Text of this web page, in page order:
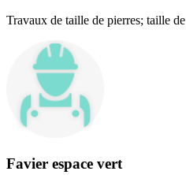
Travaux de taille de pierres; taille
Favier espace vert